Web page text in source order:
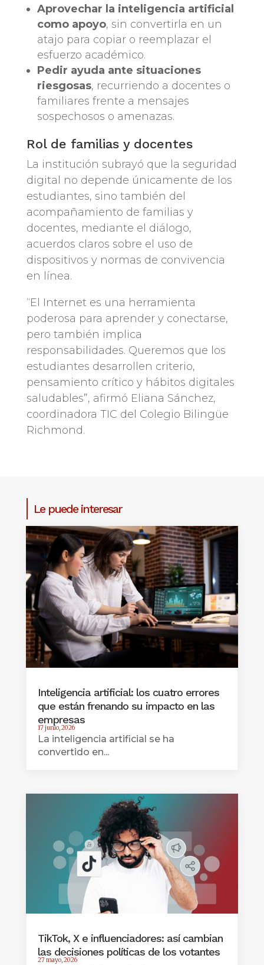
Aprovechar la inteligencia artificial
como apoyo, sin convertirla en un
atajo para copiar o reemplazar el
esfuerzo académico.
Pedir ayuda ante situaciones
riesgosas, recurriendo a docentes o
familiares frente a mensajes
sospechosos o amenazas.
Rol de familias y docentes
La institución subrayó que la seguridad
digital no depende únicamente de los
estudiantes, sino también del
acompañamiento de familias y
docentes, mediante el diálogo,
acuerdos claros sobre el uso de
dispositivos y normas de convivencia
en línea.
“El Internet es una herramienta
poderosa para aprender y conectarse,
pero también implica
responsabilidades. Queremos que los
estudiantes desarrollen criterio,
pensamiento crítico y hábitos digitales
saludables”, afirmó Eliana Sánchez,
coordinadora TIC del Colegio Bilingüe
Richmond.
Le puede interesar
Inteligencia artificial: los cuatro errores
que están frenando su impacto en las
empresas
17 junio, 2026
La inteligencia artificial se ha
convertido en...
TikTok, X e influenciadores: así cambian
las decisiones políticas de los votantes
27 mayo, 2026